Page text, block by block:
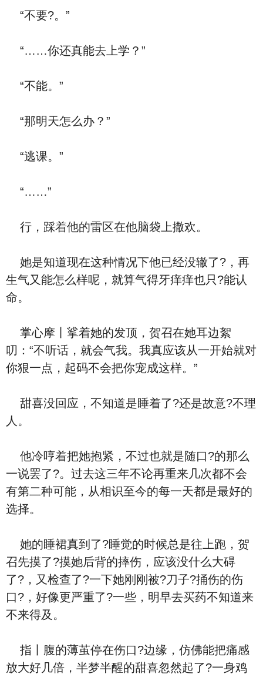
“不要?。”
“……你还真能去上学？”
“不能。”
“那明天怎么办？”
“逃课。”
“……”
行，踩着他的雷区在他脑袋上撒欢。
她是知道现在这种情况下他已经没辙了?，再
生气又能怎么样呢，就算气得牙痒痒也只?能认
命。
掌心摩丨挲着她的发顶，贺召在她耳边絮
叨：“不听话，就会气我。我真应该从一开始就对
你狠一点，起码不会把你宠成这样。”
甜喜没回应，不知道是睡着了?还是故意?不理
人。
他冷哼着把她抱紧，不过也就是随口?的那么
一说罢了?。过去这三年不论再重来几次都不会
有第二种可能，从相识至今的每一天都是最好的
选择。
她的睡裙真到了?睡觉的时候总是往上跑，贺
召先摸了?摸她后背的摔伤，应该没什么大碍
了?，又检查了?一下她刚刚被?刀子?捅伤的伤
口?，好像更严重了?一些，明早去买药不知道来
不来得及。
指丨腹的薄茧停在伤口?边缘，仿佛能把痛感
放大好几倍，半梦半醒的甜喜忽然起了?一身鸡